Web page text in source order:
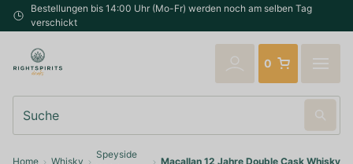
Bestellungen bis 14:00 Uhr (Mo-Fr) werden noch am selben Tag
verschickt
0
Home Whisky
Speyside
Macallan 12 Jahre Double Cask Whisky